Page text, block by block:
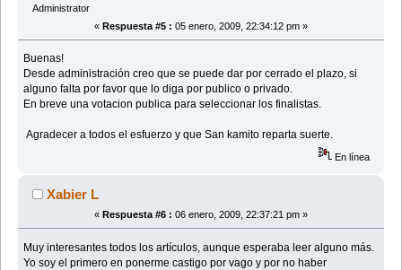
Administrator
« Respuesta #5 : 05 enero, 2009, 22:34:12 pm »
Buenas!
Desde administración creo que se puede dar por cerrado el plazo, si
alguno falta por favor que lo diga por publico o privado.
En breve una votacion publica para seleccionar los finalistas.
Agradecer a todos el esfuerzo y que San kamito reparta suerte.
En línea
Xabier L
« Respuesta #6 : 06 enero, 2009, 22:37:21 pm »
Muy interesantes todos los artículos, aunque esperaba leer alguno más.
Yo soy el primero en ponerme castigo por vago y por no haber